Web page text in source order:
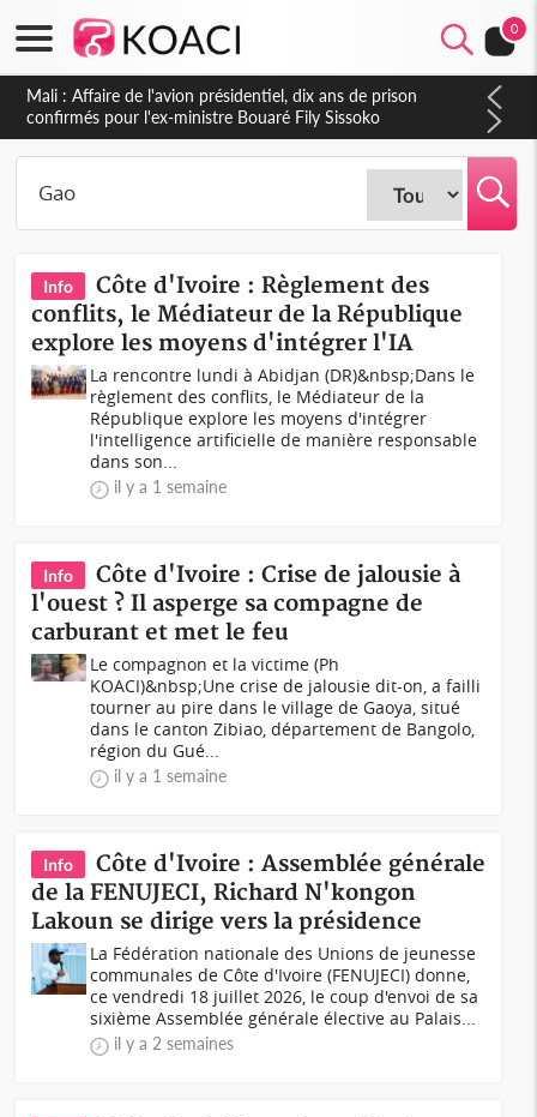
0
Nigeria : Le Togo et le Cameroun principaux acheteurs des
produits de la raffinerie Dangote en juillet
Info
Côte d'Ivoire : Règlement des
conflits, le Médiateur de la République
explore les moyens d'intégrer l'IA
La rencontre lundi à Abidjan (DR)&nbsp;Dans le
règlement des conflits, le Médiateur de la
République explore les moyens d'intégrer
l'intelligence artificielle de manière responsable
dans son...
il y a 1 semaine
Info
Côte d'Ivoire : Crise de jalousie à
l'ouest ? Il asperge sa compagne de
carburant et met le feu
Le compagnon et la victime (Ph
KOACI)&nbsp;Une crise de jalousie dit-on, a failli
tourner au pire dans le village de Gaoya, situé
dans le canton Zibiao, département de Bangolo,
région du Gué...
il y a 1 semaine
Info
Côte d'Ivoire : Assemblée générale
de la FENUJECI, Richard N'kongon
Lakoun se dirige vers la présidence
La Fédération nationale des Unions de jeunesse
communales de Côte d'Ivoire (FENUJECI) donne,
ce vendredi 18 juillet 2026, le coup d'envoi de sa
sixième Assemblée générale élective au Palais...
il y a 2 semaines